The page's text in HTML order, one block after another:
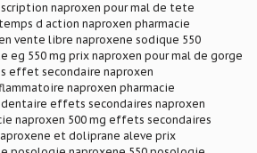
naproxen pour mal de tete
d action naproxen pharmacie
vente libre naproxene sodique 550
eg 550 mg prix naproxen pour mal de gorge
effet secondaire naproxen
naproxen pharmacie
effets secondaires naproxen
naproxen 500 mg effets secondaires
et doliprane aleve prix